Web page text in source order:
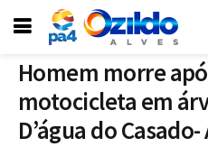
Homem morre
motocicleta em
D’água do Casado-